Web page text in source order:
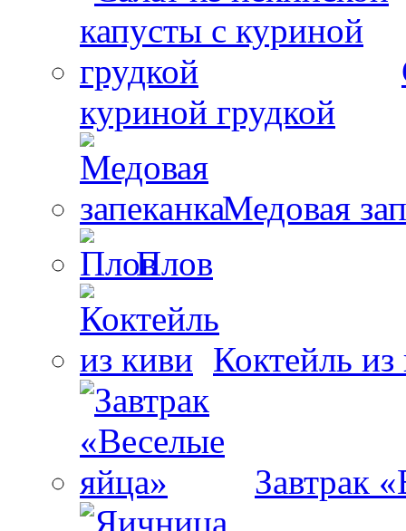
куриной грудкой
Медовая
Плов
Коктейль из
Завтрак